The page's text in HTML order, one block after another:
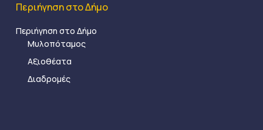
Περιήγηση στο Δήμο
Περιήγηση στο Δήμο
Μυλοπόταμος
Αξιοθέατα
Διαδρομές